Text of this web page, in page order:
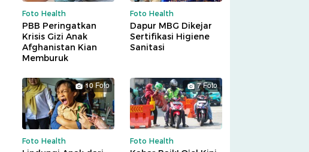
Foto Health
PBB Peringatkan
Krisis Gizi Anak
Afghanistan Kian
Memburuk
Foto Health
Dapur MBG Dikejar
Sertifikasi Higiene
Sanitasi
10 Foto
Foto Health
7 Foto
Foto Health